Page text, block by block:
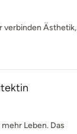
verbinden Ästhetik,
Leben. Das